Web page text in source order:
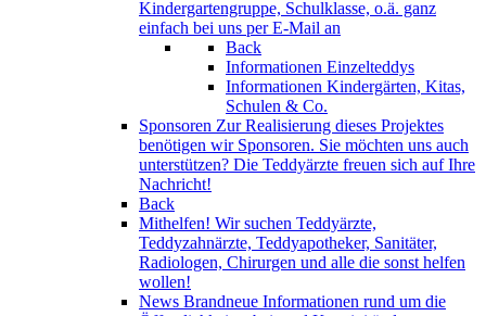
Kindergartengruppe, Schulklasse, o.ä. ganz
einfach bei uns per E-Mail an
Back
Informationen Einzelteddys
Informationen Kindergärten, Kitas,
Schulen & Co.
Sponsoren Zur Realisierung dieses Projektes
benötigen wir Sponsoren. Sie möchten uns auch
unterstützen? Die Teddyärzte freuen sich auf Ihre
Nachricht!
Back
Mithelfen! Wir suchen Teddyärzte,
Teddyzahnärzte, Teddyapotheker, Sanitäter,
Radiologen, Chirurgen und alle die sonst helfen
wollen!
News Brandneue Informationen rund um die